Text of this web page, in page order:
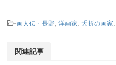
-画人伝・長野 洋画家 夭折の画家
関連記事